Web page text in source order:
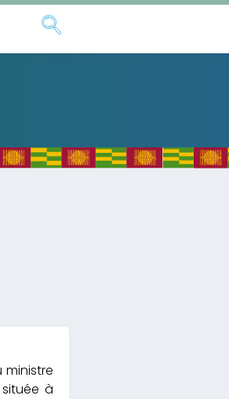
ministre
à